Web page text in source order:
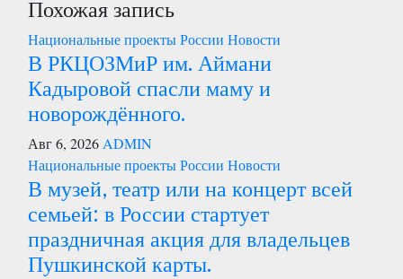
записям
Похожая запись
Национальные проекты России Новости
В РКЦОЗМиР им. Аймани
Кадыровой спасли маму и
новорождённого.
Авг 6, 2026 ADMIN
Национальные проекты России Новости
В музей, театр или на концерт всей
семьей: в России стартует
праздничная акция для владельцев
Пушкинской карты.